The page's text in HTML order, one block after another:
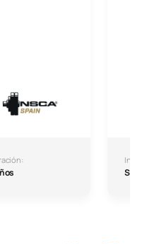
Inicio: